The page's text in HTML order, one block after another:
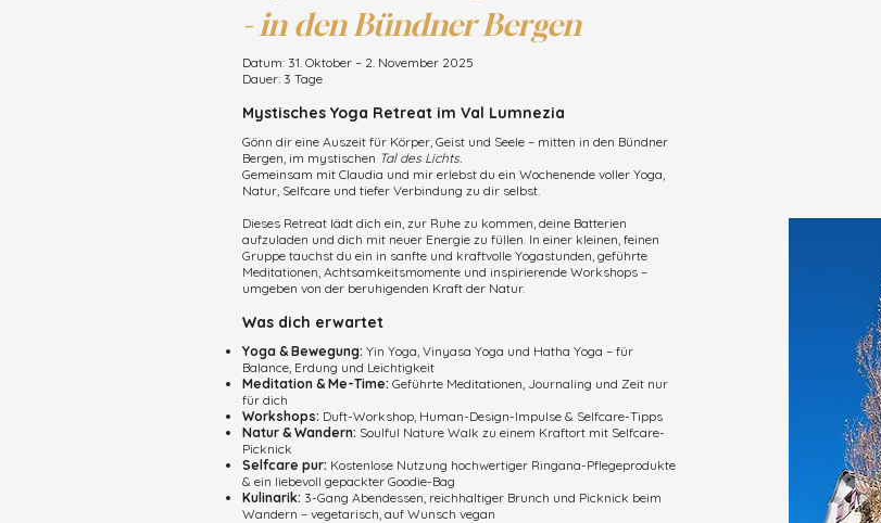
- in den Bündner Bergen
Datum: 31. Oktober – 2. November 2025
Dauer: 3 Tage
Mystisches Yoga Retreat im Val Lumnezia
Gönn dir eine Auszeit für Körper, Geist und Seele – mitten in den Bündner
Bergen, im mystischen Tal des Lichts.
Gemeinsam mit Claudia und mir erlebst du ein Wochenende voller Yoga,
Natur, Selfcare und tiefer Verbindung zu dir selbst.
Dieses Retreat lädt dich ein, zur Ruhe zu kommen, deine Batterien
aufzuladen und dich mit neuer Energie zu füllen. In einer kleinen, feinen
Gruppe tauchst du ein in sanfte und kraftvolle Yogastunden, geführte
Meditationen, Achtsamkeitsmomente und inspirierende Workshops –
umgeben von der beruhigenden Kraft der Natur.
Was dich erwartet
Yoga & Bewegung: Yin Yoga, Vinyasa Yoga und Hatha Yoga – für
Balance, Erdung und Leichtigkeit
Meditation & Me-Time: Geführte Meditationen, Journaling und Zeit nur
für dich
Workshops: Duft-Workshop, Human-Design-Impulse & Selfcare-Tipps
Natur & Wandern: Soulful Nature Walk zu einem Kraftort mit Selfcare-
Picknick
Selfcare pur: Kostenlose Nutzung hochwertiger Ringana-Pflegeprodukte
& ein liebevoll gepackter Goodie-Bag
Kulinarik: 3-Gang Abendessen, reichhaltiger Brunch und Picknick beim
Wandern – vegetarisch, auf Wunsch vegan